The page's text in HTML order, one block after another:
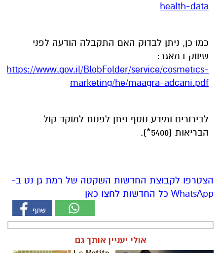
שיווק במאגר:
לבירורים ומידע נוסף ניתן לפנות למוקד קול
הבריאות (5400*).
הצטרפו לקבוצת החדשות השקטה של רמת גן נט ב-
אולי יעניין אותך גם